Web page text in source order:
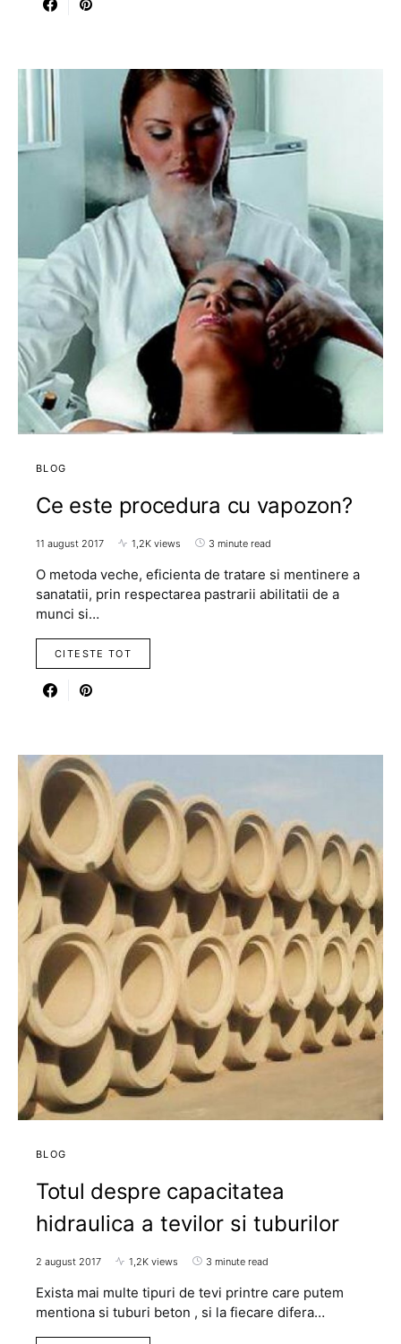
BLOG
Ce este procedura cu vapozon?
11 august 2017 1,2K views 3 minute read
O metoda veche, eficienta de tratare si mentinere a
sanatatii, prin respectarea pastrarii abilitatii de a
munci si…
CITESTE TOT
BLOG
Totul despre capacitatea
hidraulica a tevilor si tuburilor
2 august 2017 1,2K views 3 minute read
Exista mai multe tipuri de tevi printre care putem
mentiona si tuburi beton , si la fiecare difera…